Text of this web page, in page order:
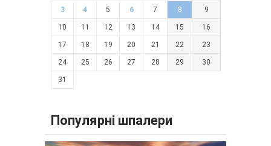
3 4 5 6 7 8 9
10 11 12 13 14 15 16
17 18 19 20 21 22 23
24 25 26 27 28 29 30
31
Популярні шпалери